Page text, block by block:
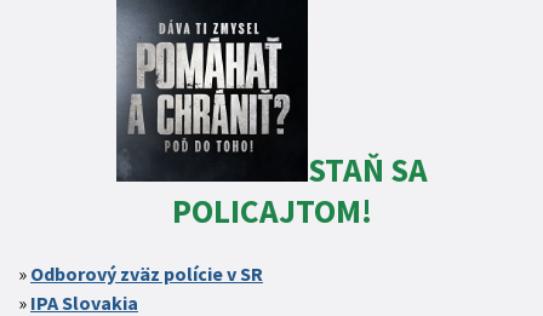
STAŇ SA
POLICAJTOM!
Odborový zväz polície v SR
IPA Slovakia